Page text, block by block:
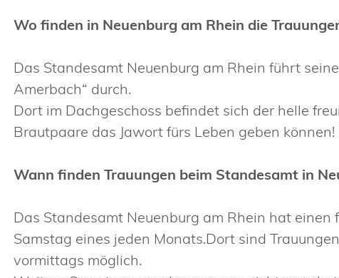
Wo finden in Neuenburg am Rhein die
Das Standesamt Neuenburg am Rhein führt
Amerbach“ durch.
Dort im Dachgeschoss befindet sich der helle
Brautpaare das Jawort fürs Leben geben können!
Wann finden Trauungen beim Standesamt in
Das Standesamt Neuenburg am Rhein hat einen
Samstag eines jeden Monats.Dort sind
vormittags möglich.